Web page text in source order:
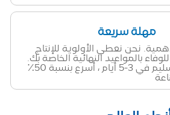
مهلة سريعة
نحن نعطي الأولوية للإنتاج
بالمواعيد النهائية الخاصة بك.
اختر DeKing للتسليم في 3-5 أيام ، أسرع بنسبة 50٪